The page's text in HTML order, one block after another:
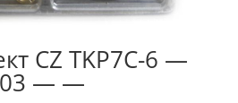
CZ TKP7C-6 —
— —